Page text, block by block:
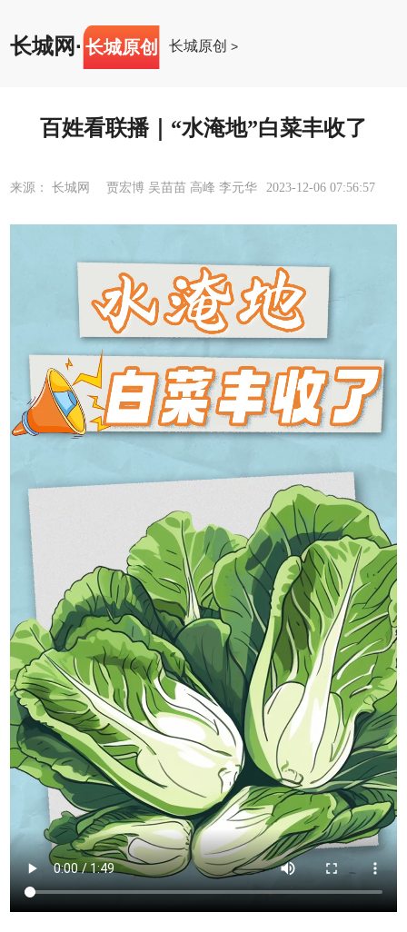
长城网· 长城原创 长城原创 >
百姓看联播｜“水淹地”白菜丰收了
来源： 长城网 贾宏博 吴苗苗 高峰 李元华 2023-12-06 07:56:57